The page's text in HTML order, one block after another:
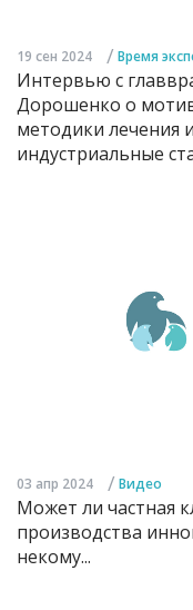
19 сен 2024 / Время
Интервью с
Дорошенко о
методики лечения
индустриальные
03 апр 2024 / Видео
Может ли частная
производства
некому...